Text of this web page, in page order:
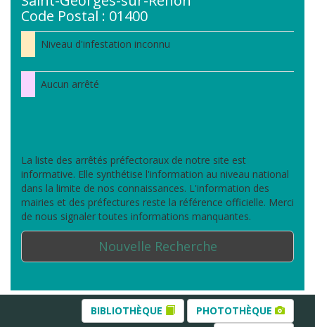
Code Postal : 01400
Niveau d'infestation inconnu
Aucun arrêté
La liste des arrêtés préfectoraux de notre site est
informative. Elle synthétise l'information au niveau national
dans la limite de nos connaissances. L'information des
mairies et des préfectures reste la référence officielle. Merci
de nous signaler toutes informations manquantes.
Nouvelle Recherche
BIBLIOTHÈQUE
PHOTOTHÈQUE